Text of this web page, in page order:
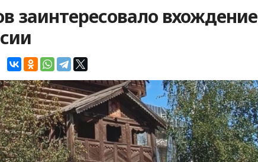
заинтересовало вхождение